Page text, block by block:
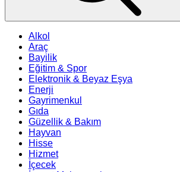
Alkol
Araç
Bayilik
Eğitim & Spor
Elektronik & Beyaz Eşya
Enerji
Gayrimenkul
Gıda
Güzellik & Bakım
Hayvan
Hisse
Hizmet
İçecek